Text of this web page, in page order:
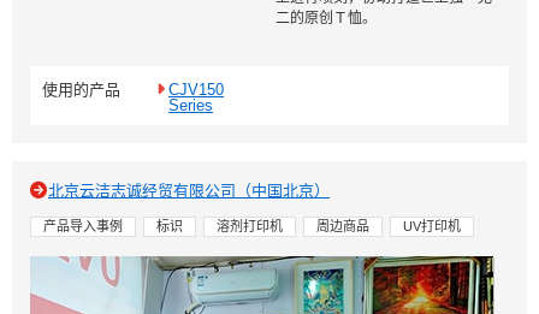
二的原创Ｔ恤。
使用的产品
CJV150
Series
北京云洁志诚经贸有限公司（中国北京）
产品导入事例 标识 溶剂打印机 周边商品 UV打印机